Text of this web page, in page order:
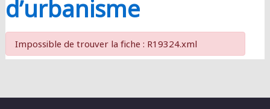
d’urbanisme
Impossible de trouver la fiche : R19324.xml